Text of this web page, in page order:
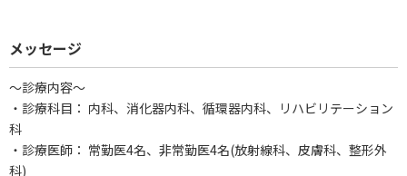
メッセージ
～診療内容～
・診療科目： 内科、消化器内科、循環器内科、リハビリテーション
科
・診療医師： 常勤医4名、非常勤医4名(放射線科、皮膚科、整形外
科)